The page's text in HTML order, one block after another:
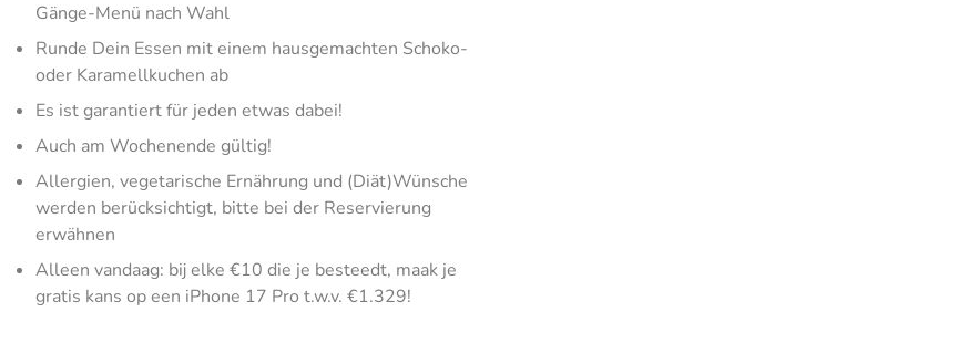
Gänge-Menü nach Wahl
Runde Dein Essen mit einem hausgemachten Schoko-
oder Karamellkuchen ab
Es ist garantiert für jeden etwas dabei!
Auch am Wochenende gültig!
Allergien, vegetarische Ernährung und (Diät)Wünsche
werden berücksichtigt, bitte bei der Reservierung
erwähnen
Alleen vandaag: bij elke €10 die je besteedt, maak je
gratis kans op een iPhone 17 Pro t.w.v. €1.329!